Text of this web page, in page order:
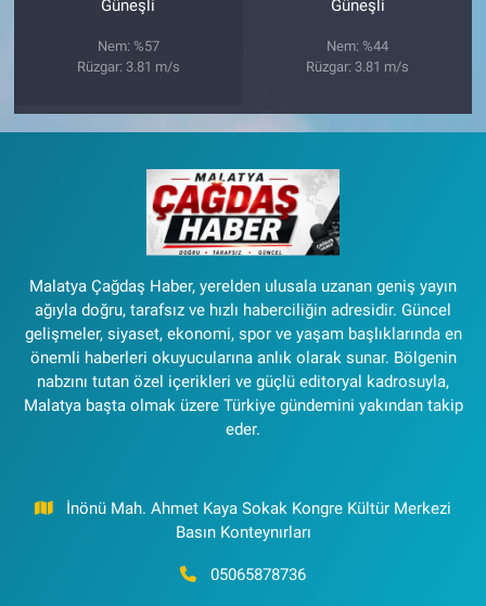
Güneşli
Nem: %57
Rüzgar: 3.81 m/s
Güneşli
Nem: %44
Rüzgar: 3.81 m/s
Malatya Çağdaş Haber, yerelden ulusala uzanan geniş yayın
ağıyla doğru, tarafsız ve hızlı haberciliğin adresidir. Güncel
gelişmeler, siyaset, ekonomi, spor ve yaşam başlıklarında en
önemli haberleri okuyucularına anlık olarak sunar. Bölgenin
nabzını tutan özel içerikleri ve güçlü editoryal kadrosuyla,
Malatya başta olmak üzere Türkiye gündemini yakından takip
eder.
İnönü Mah. Ahmet Kaya Sokak Kongre Kültür Merkezi
Basın Konteynırları
05065878736